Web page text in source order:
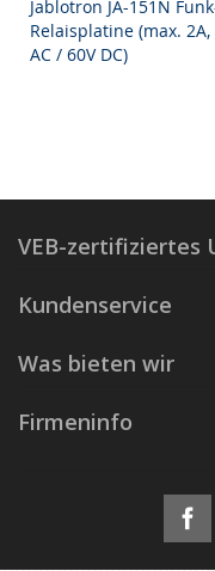
Jablotron JA-151N
Relaisplatine (max. 2A,
AC / 60V DC)
VEB-zertifiziertes
Kundenservice
Was bieten wir
Firmeninfo